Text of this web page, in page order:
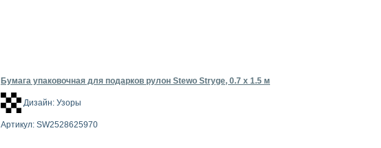
Бумага упаковочная для подарков рулон Stewo Stryge, 0.7 x 1.5 м
Дизайн: Узоры
Артикул: SW2528625970